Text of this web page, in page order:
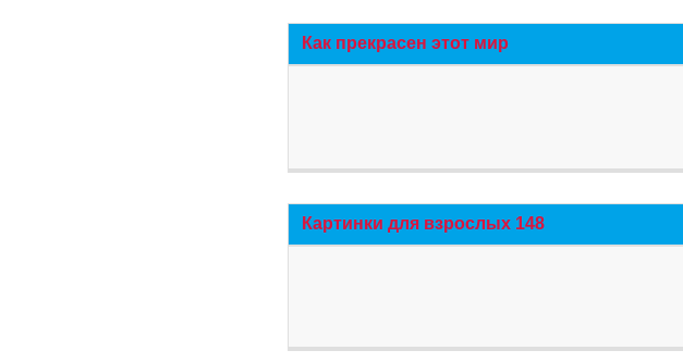
Как прекрасен этот мир
Картинки для взрослых 148